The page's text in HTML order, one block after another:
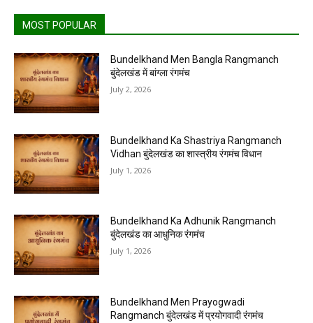
MOST POPULAR
Bundelkhand Men Bangla Rangmanch
बुंदेलखंड में बांग्ला रंगमंच
July 2, 2026
Bundelkhand Ka Shastriya Rangmanch
Vidhan बुंदेलखंड का शास्त्रीय रंगमंच विधान
July 1, 2026
Bundelkhand Ka Adhunik Rangmanch
बुंदेलखंड का आधुनिक रंगमंच
July 1, 2026
Bundelkhand Men Prayogwadi
Rangmanch बुंदेलखंड में प्रयोगवादी रंगमंच